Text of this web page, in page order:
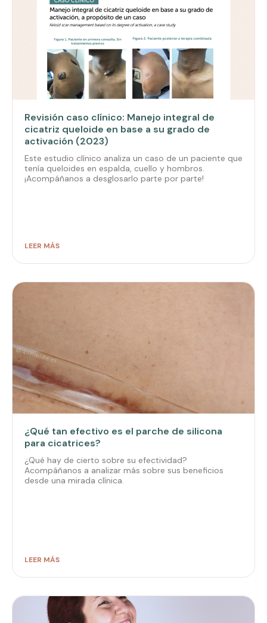
Revisión caso clínico: Manejo integral de
cicatriz queloide en base a su grado de
activación (2023)
Este estudio clínico analiza un caso de un paciente que
tenía queloides en espalda, cuello y hombros.
¡Acompáñanos a desglosarlo parte por parte!
LEER MÁS
¿Qué tan efectivo es el parche de silicona
para cicatrices?
¿Qué hay de cierto sobre su efectividad?
Acompáñanos a analizar más sobre sus beneficios
desde una mirada clínica.
LEER MÁS